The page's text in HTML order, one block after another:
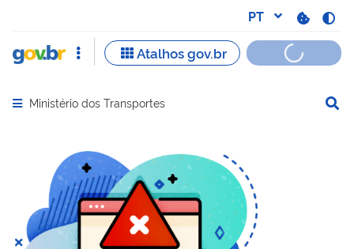
Abrir menu principal de navegação
Ministério dos Transportes